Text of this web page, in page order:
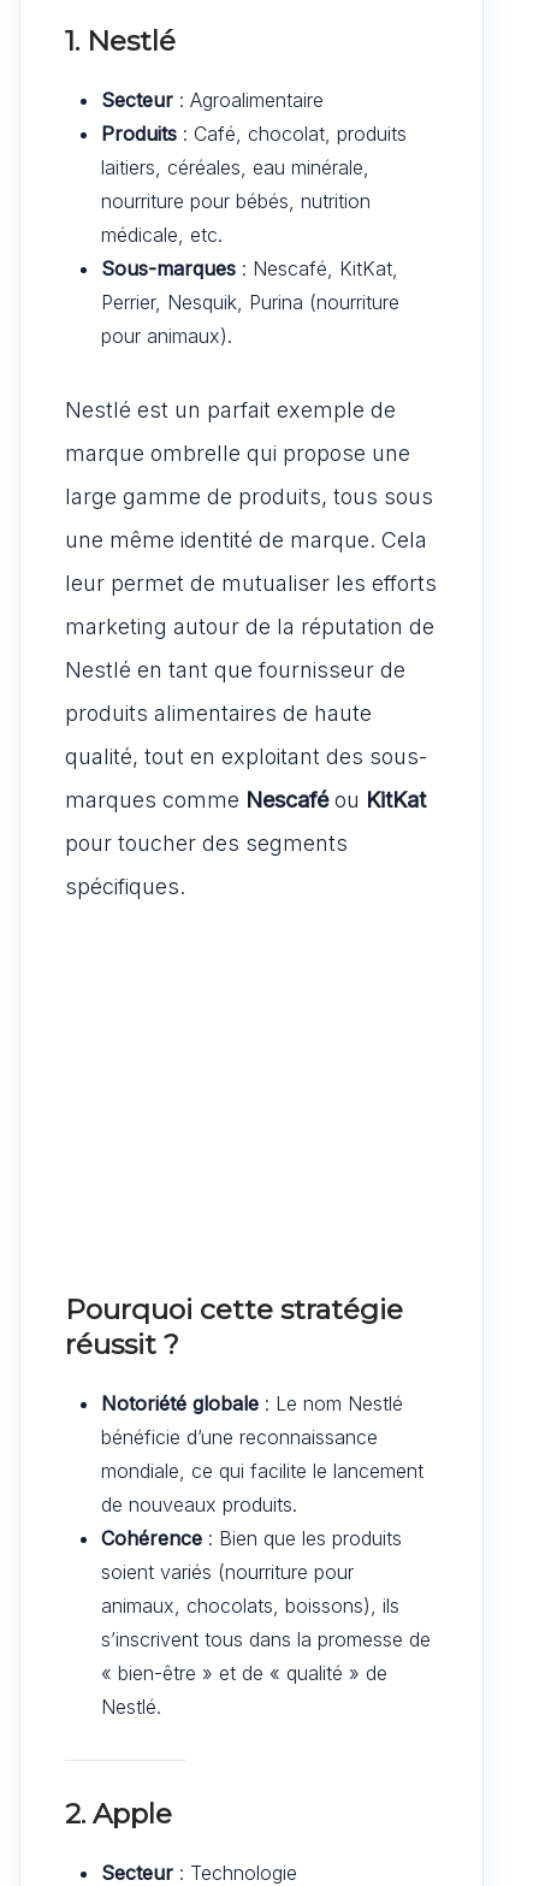
1. Nestlé
Secteur : Agroalimentaire
Produits : Café, chocolat, produits
laitiers, céréales, eau minérale,
nourriture pour bébés, nutrition
médicale, etc.
Sous-marques : Nescafé, KitKat,
Perrier, Nesquik, Purina (nourriture
pour animaux).
Nestlé est un parfait exemple de
marque ombrelle qui propose une
large gamme de produits, tous sous
une même identité de marque. Cela
leur permet de mutualiser les efforts
marketing autour de la réputation de
Nestlé en tant que fournisseur de
produits alimentaires de haute
qualité, tout en exploitant des sous-
marques comme Nescaféou KitKat
pour toucher des segments
spécifiques.
Pourquoi cette stratégie
réussit ?
Notoriété globale : Le nom Nestlé
bénéficie d’une reconnaissance
mondiale, ce qui facilite le lancement
de nouveaux produits.
Cohérence : Bien que les produits
soient variés (nourriture pour
animaux, chocolats, boissons), ils
s’inscrivent tous dans la promesse de
« bien-être » et de « qualité » de
Nestlé.
2. Apple
Secteur : Technologie